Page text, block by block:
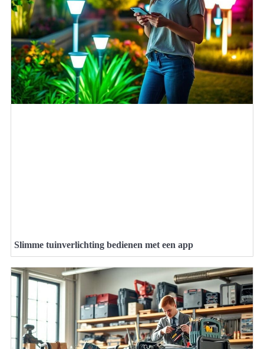
Slimme tuinverlichting bedienen met een app